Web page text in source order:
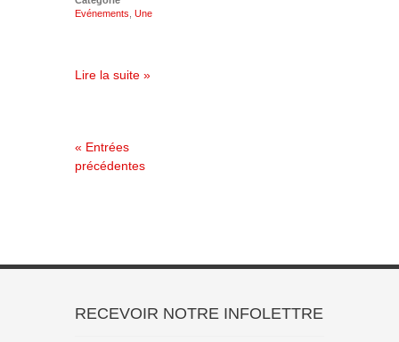
Evénements Une
Lire la suite »
« Entrées
précédentes
RECEVOIR NOTRE INFOLETTRE